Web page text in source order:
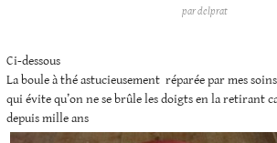
pardelprat
Ci-dessous
La boule à thé astucieusement réparée par mes
qui évite qu’on ne se brûle les doigts en la retirant
depuis mille ans